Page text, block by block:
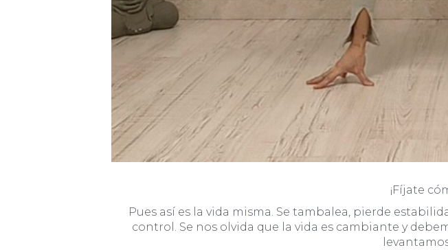
¡Fíjate
Pues así es la vida misma. Se tambalea, pierde
control. Se nos olvida que la vida es cambiante y